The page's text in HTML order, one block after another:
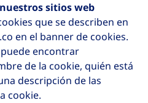
sitios web
que se describen en
en el banner de cookies.
encontrar
de la cookie, quién está
descripción de las
cookie.